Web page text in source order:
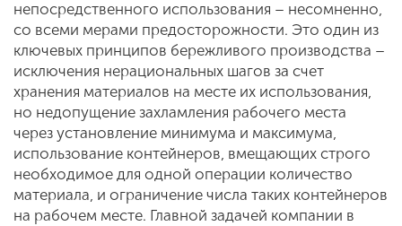
непосредственного использования – несомненно,
со всеми мерами предосторожности. Это один из
ключевых принципов бережливого производства –
исключения нерациональных шагов за счет
хранения материалов на месте их использования,
но недопущение захламления рабочего места
через установление минимума и максимума,
использование контейнеров, вмещающих строго
необходимое для одной операции количество
материала, и ограничение числа таких контейнеров
на рабочем месте. Главной задачей компании в